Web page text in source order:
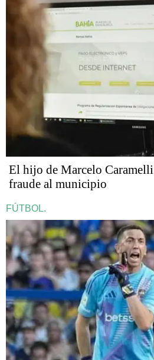
​​​​​El hijo de Marcelo
fraude al municipio
FÚTBOL.